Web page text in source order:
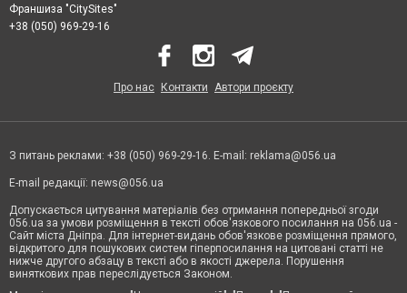
Франшиза "CitySites"
+38 (050) 969-29-16
Про нас Контакти Автори проєкту
З питань реклами: +38 (050) 969-29-16. E-mail: reklama@056.ua
E-mail редакції: news@056.ua
Допускається цитування матеріалів без отримання попередньої згоди
056.ua за умови розміщення в тексті обов'язкового посилання на 056.ua -
Сайт міста Дніпра. Для інтернет-видань обов'язкове розміщення прямого,
відкритого для пошукових систем гіперпосилання на цитовані статті не
нижче другого абзацу в тексті або в якості джерела. Порушення
виняткових прав переслідується Законом.